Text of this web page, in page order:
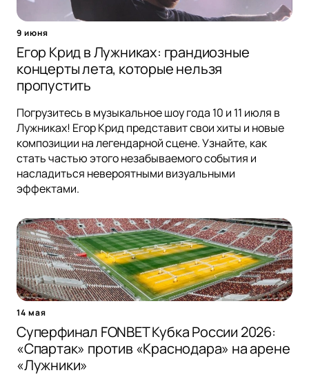
9 июня
Егор Крид в Лужниках: грандиозные
концерты лета, которые нельзя
пропустить
Погрузитесь в музыкальное шоу года 10 и 11 июля в
Лужниках! Егор Крид представит свои хиты и новые
композиции на легендарной сцене. Узнайте, как
стать частью этого незабываемого события и
насладиться невероятными визуальными
эффектами.
14 мая
Суперфинал FONBET Кубка России 2026:
«Спартак» против «Краснодара» на арене
«Лужники»